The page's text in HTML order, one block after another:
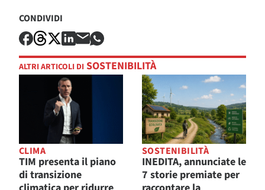
CONDIVIDI
ALTRI ARTICOLI DI SOSTENIBILITÀ
CLIMA
TIM presenta il piano
di transizione
SOSTENIBILITÀ
INEDITA, annunciate le
7 storie premiate per